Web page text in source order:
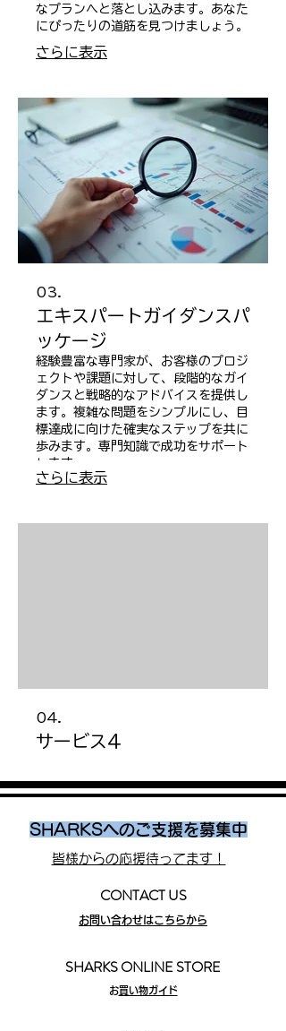
なプランへと落とし込みます。あなた
にぴったりの道筋を見つけましょう。
さらに表示
03.
エキスパートガイダンスパ
ッケージ
経験豊富な専門家が、お客様のプロジ
ェクトや課題に対して、段階的なガイ
ダンスと戦略的なアドバイスを提供し
ます。複雑な問題をシンプルにし、目
標達成に向けた確実なステップを共に
歩みます。専門知識で成功をサポート
します。
さらに表示
04.
サービス4
SHARKSへのご支援を募集中
皆様からの応援待ってます！
CONTACT US
お問い合わせはこちらから
SHARKS ONLINE STORE
​お買い物ガイド